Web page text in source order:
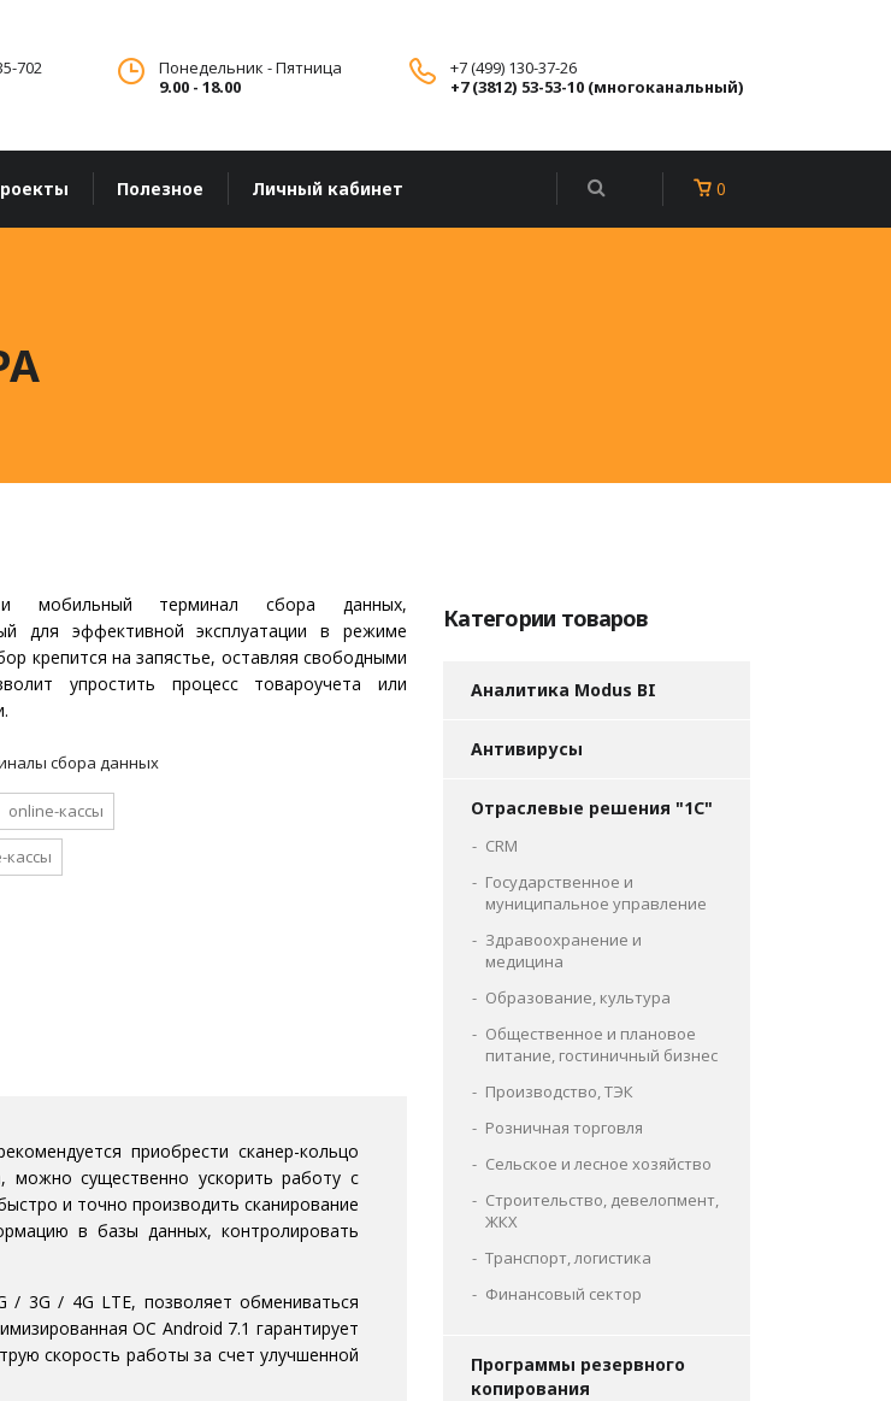
+7 (499) 130-37-26
+7 (3812) 53-53-10 (многоканальный)
Понедельник - Пятница
9.00 - 18.00
702
Полезное Личный кабинет 0
мобильный терминал сбора данных,
для эффективной эксплуатации в режиме
крепится на запястье, оставляя свободными
упростить процесс товароучета или
сбора данных
online-кассы
кассы
приобрести сканер-кольцо
можно существенно ускорить работу с
и точно производить сканирование
в базы данных, контролировать
/ 3G / 4G LTE, позволяет обмениваться
ОС Android 7.1 гарантирует
скорость работы за счет улучшенной
Категории товаров
Аналитика Modus BI
Антивирусы
Отраслевые решения "1С"
CRM
Государственное и
муниципальное управление
Здравоохранение и
медицина
Образование, культура
Общественное и плановое
питание, гостиничный бизнес
Производство, ТЭК
Розничная торговля
Сельское и лесное хозяйство
Строительство, девелопмент,
ЖКХ
Транспорт, логистика
Финансовый сектор
Программы резервного
копирования